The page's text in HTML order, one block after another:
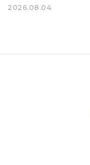
2026.08.04